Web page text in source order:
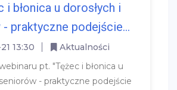
i błonica u dorosłych i
praktyczne podejście...
13:30
Aktualności
pt. "Tężec i błonica u
- praktyczne podejście